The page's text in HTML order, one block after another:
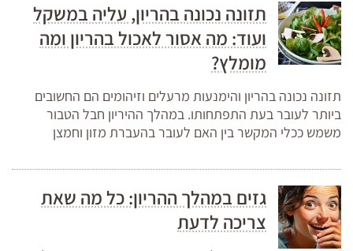
תזונה נכונה בהריון, עליה במשקל
ועוד: מה אסור לאכול בהריון ומה
מומלץ?
תזונה נכונה בהריון והימנעות מרעלים וזיהומים הם החשובים
ביותר לעובר בעת התפתחותו. במהלך ההיריון חבל הטבור
משמש ככלי המקשר בין האם לעובר בהעברת מזון וחמצן
גזים במהלך ההריון: כל מה שאת
צריכה לדעת